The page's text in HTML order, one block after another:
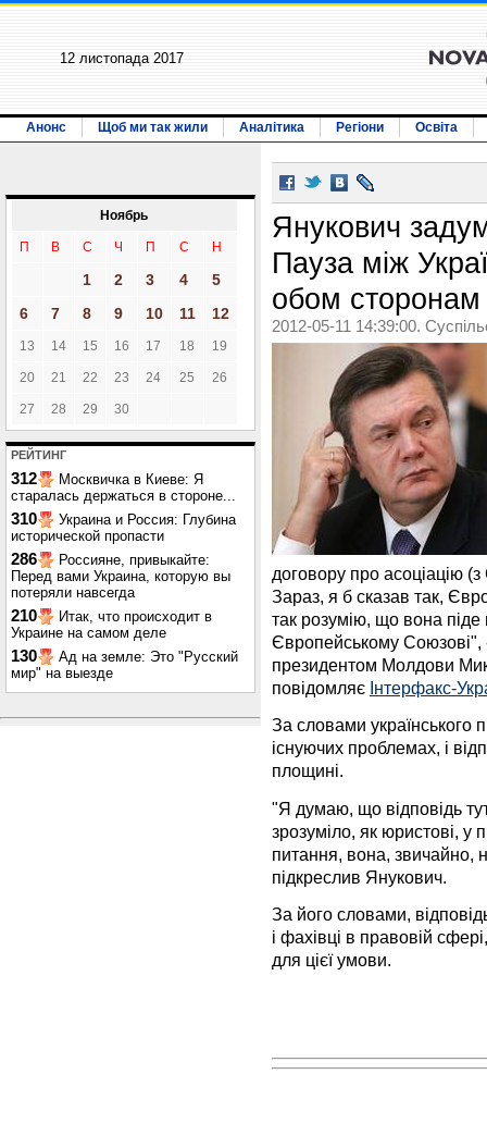
12 листопада 2017
Анонс Щоб ми так жили Аналітика Регіони Освіта
Ноябрь
П В С Ч П С Н
1 2 3 4
5
6
7 8 9 10 11 12
13 14 15 16 17 18 19
20 21 22 23 24 25 26
27 28 29 30
РЕЙТИНГ
312
Москвичка в Киеве: Я
старалась держаться в стороне...
310
Украина и Россия: Глубина
исторической пропасти
286
Россияне, привыкайте:
Перед вами Украина, которую вы
потеряли навсегда
210
Итак, что происходит в
Украине на самом деле
130
Ад на земле: Это "Русский
мир" на выезде
Янукович
Пауза між
обом сторонам
2012-05-11 14:39:00.
договору про асоціацію (з
Зараз, я б сказав так,
так розумію, що вона піде
Європейському Союзові",
президентом Молдови
повідомляє Інтерфакс-
За словами українського
існуючих проблемах, і
площині.
"Я думаю, що відповідь
зрозуміло, як юристові, у
питання, вона, звичайно,
підкреслив Янукович.
За його словами,
і фахівці в правовій
для цієї умови.